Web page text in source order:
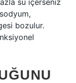
su içerseniz
bozulur.